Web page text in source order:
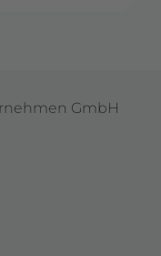
GmbH